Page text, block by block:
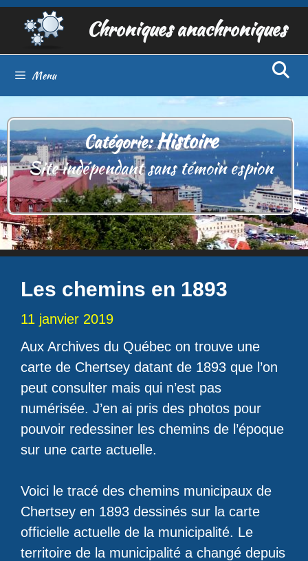
Aller
contenu
Chroniques anachroniques
Menu
Catégorie:Histoire
Site indépendant sans témoin espion
Les chemins en 1893
11 janvier 2019
Aux Archives du Québec on trouve une
carte de Chertsey datant de 1893 que l’on
peut consulter mais qui n’est pas
numérisée. J’en ai pris des photos pour
pouvoir redessiner les chemins de l’époque
sur une carte actuelle.
Voici le tracé des chemins municipaux de
Chertsey en 1893 dessinés sur la carte
officielle actuelle de la municipalité. Le
territoire de la municipalité a changé depuis